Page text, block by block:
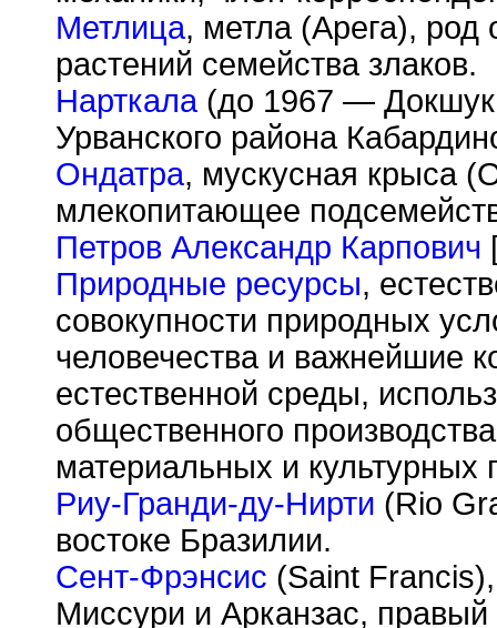
Метлица, метла (Арега), род
растений семейства злаков.
Нарткала(до 1967 —
Урванского района
Ондатра, мускусная крыса
млекопитающее
Петров Александр Карпович
Природные ресурсы,
совокупности природных
человечества и важнейшие
естественной среды,
общественного
материальных и культурных
Риу-Гранди-ду-Нирти (Rio
востоке Бразилии.
Сент-Фрэнсис (Saint
Миссури и Арканзас, правый